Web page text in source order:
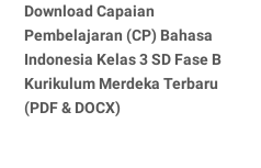
Download Capaian
Pembelajaran (CP) Bahasa
Indonesia Kelas 3 SD Fase B
Kurikulum Merdeka Terbaru
(PDF & DOCX)